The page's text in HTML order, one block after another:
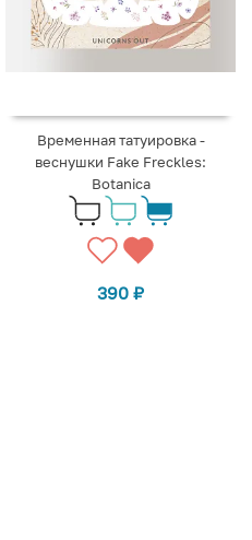
Временная татуировка -
веснушки Fake Freckles:
Botanica
390 ₽